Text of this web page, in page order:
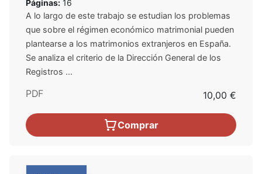
Páginas: 16
A lo largo de este trabajo se estudian los problemas
que sobre el régimen económico matrimonial pueden
plantearse a los matrimonios extranjeros en España.
Se analiza el criterio de la Dirección General de los
Registros ...
PDF 10,00 €
Comprar